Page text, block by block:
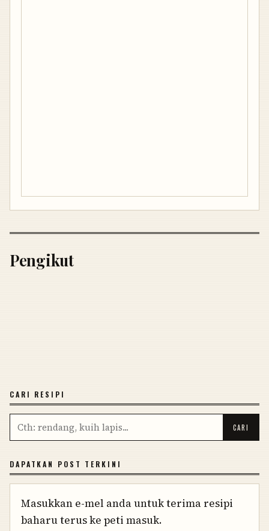
Pengikut
CARI RESIPI
DAPATKAN POST TERKINI
Masukkan e-mel anda untuk terima resipi
baharu terus ke peti masuk.